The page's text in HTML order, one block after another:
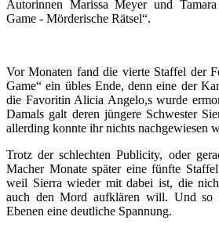
Autorinnen Marissa Meyer und
Game - Mörderische Rätsel“.
Vor Monaten fand die vierte Staffel der
Game“ ein übles Ende, denn eine der
die Favoritin Alicia Angelo,s wurde
Damals galt deren jüngere Schwester
allerding konnte ihr nichts nachgewiesen
Trotz der schlechten Publicity, oder
Macher Monate später eine fünfte
weil Sierra wieder mit dabei ist, die
auch den Mord aufklären will. Und so
Ebenen eine deutliche Spannung.